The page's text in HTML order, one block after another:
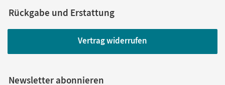
Rückgabe und Erstattung
Vertrag widerrufen
Newsletter abonnieren